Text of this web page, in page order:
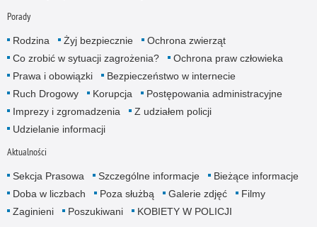
Porady
Rodzina Żyj bezpiecznie
Ochrona zwierząt
Co zrobić w sytuacji zagrożenia?
Ochrona praw człowieka
Prawa i obowiązki
Bezpieczeństwo w internecie
Ruch Drogowy
Korupcja
Postępowania administracyjne
Imprezy i zgromadzenia
Z udziałem policji
Udzielanie informacji
Aktualności
Sekcja Prasowa Szczególne informacje
Bieżące informacje
Doba w liczbach
Poza służbą Galerie zdjęć
Filmy
Zaginieni
Poszukiwani KOBIETY W POLICJI